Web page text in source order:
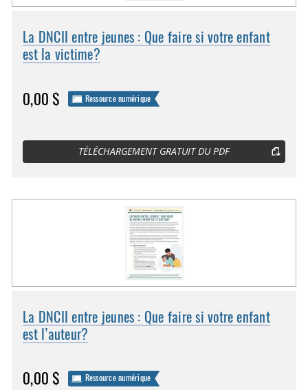
La DNCII entre jeunes : Que faire si votre enfant
est la victime?
0,00 $ Ressource numérique
TÉLÉCHARGEMENT GRATUIT DU PDF
La DNCII entre jeunes : Que faire si votre enfant
est l’auteur?
0,00 $ Ressource numérique